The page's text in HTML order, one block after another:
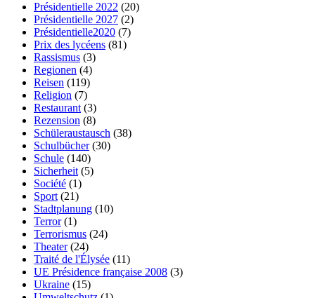
Présidentielle 2022 (20)
Présidentielle 2027 (2)
Présidentielle2020 (7)
Prix des lycéens (81)
Rassismus (3)
Regionen (4)
Reisen (119)
Religion (7)
Restaurant (3)
Rezension (8)
Schüleraustausch (38)
Schulbücher(30)
Schule (140)
Sicherheit (5)
Société (1)
Sport (21)
Stadtplanung (10)
Terror(1)
Terrorismus (24)
Theater(24)
Traité de l'Élysée (11)
UE Présidence française 2008 (3)
Ukraine (15)